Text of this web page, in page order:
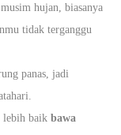
hujan, biasanya
tidak terganggu
panas, jadi
lebih baikbawa